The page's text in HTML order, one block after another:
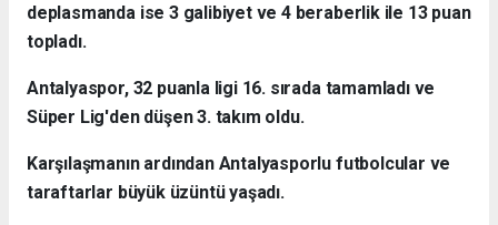
deplasmanda ise 3 galibiyet ve 4 beraberlik ile 13 puan
topladı.
Antalyaspor, 32 puanla ligi 16. sırada tamamladı ve
Süper Lig'den düşen 3. takım oldu.
Karşılaşmanın ardından Antalyasporlu futbolcular ve
taraftarlar büyük üzüntü yaşadı.